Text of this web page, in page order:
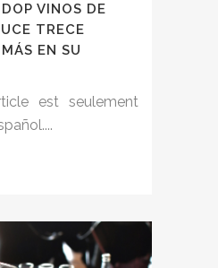
VINOS DE
TRECE
EN SU
est seulement